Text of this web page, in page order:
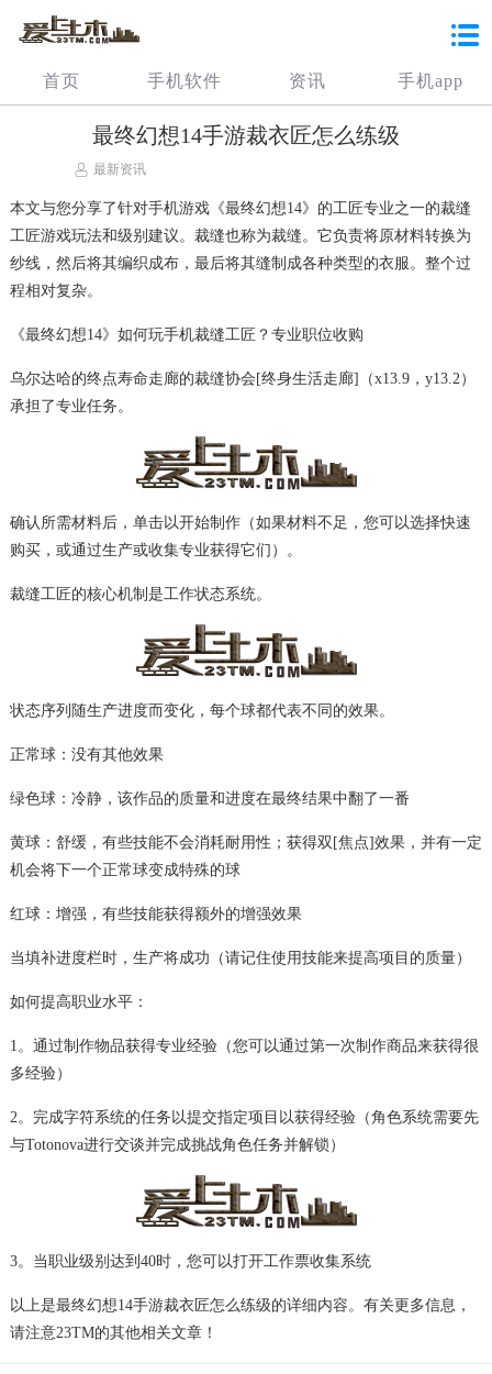
首页 手机软件 资讯 手机app
最终幻想14手游裁衣匠怎么练级
最新资讯
本文与您分享了针对手机游戏《最终幻想14》的工匠专业之一的裁缝
工匠游戏玩法和级别建议。裁缝也称为裁缝。它负责将原材料转换为
纱线，然后将其编织成布，最后将其缝制成各种类型的衣服。整个过
程相对复杂。
《最终幻想14》如何玩手机裁缝工匠？专业职位收购
乌尔达哈的终点寿命走廊的裁缝协会[终身生活走廊]（x13.9，y13.2）
承担了专业任务。
确认所需材料后，单击以开始制作（如果材料不足，您可以选择快速
购买，或通过生产或收集专业获得它们）。
裁缝工匠的核心机制是工作状态系统。
状态序列随生产进度而变化，每个球都代表不同的效果。
正常球：没有其他效果
绿色球：冷静，该作品的质量和进度在最终结果中翻了一番
黄球：舒缓，有些技能不会消耗耐用性；获得双[焦点]效果，并有一定
机会将下一个正常球变成特殊的球
红球：增强，有些技能获得额外的增强效果
当填补进度栏时，生产将成功（请记住使用技能来提高项目的质量）
如何提高职业水平：
1。通过制作物品获得专业经验（您可以通过第一次制作商品来获得很
多经验）
2。完成字符系统的任务以提交指定项目以获得经验（角色系统需要先
与Totonova进行交谈并完成挑战角色任务并解锁）
3。当职业级别达到40时，您可以打开工作票收集系统
以上是最终幻想14手游裁衣匠怎么练级的详细内容。有关更多信息，
请注意23TM的其他相关文章！